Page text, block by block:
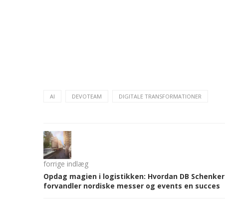
AI DEVOTEAM DIGITALE TRANSFORMATIONER
forrige indlæg
Opdag magien i logistikken: Hvordan DB Schenker
forvandler nordiske messer og events en succes